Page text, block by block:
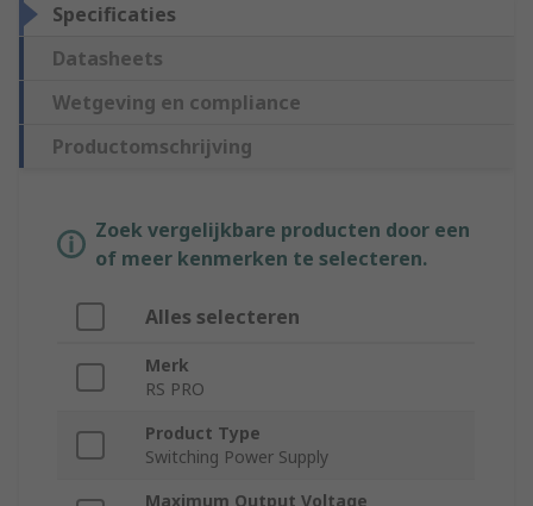
Specificaties
Datasheets
Wetgeving en compliance
Productomschrijving
Zoek vergelijkbare producten door een
of meer kenmerken te selecteren.
Alles selecteren
Merk
RS PRO
Product Type
Switching Power Supply
Maximum Output Voltage